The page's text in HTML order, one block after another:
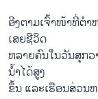
ພາສາຕ່າງໆ
ອີງ​ຕາມ​ເຈົ້າ​ໜ້າ​ທີ່ຕໍາ
ເສຍ​ຊີວິດ​
ຫລາຍ​ຄົນໃນ​ວັນ​ສຸກ​ວ
ນໍ້າໄດ້​ສູງ
ຂຶ້ນ ​ແລະເຮືອນ​ສ່ວນ​